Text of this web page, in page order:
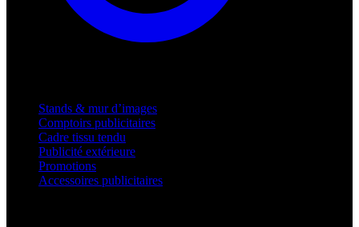
Stands & mur d’images
Comptoirs publicitaires
Cadre tissu tendu
Publicité extérieure
Promotions
Accessoires publicitaires